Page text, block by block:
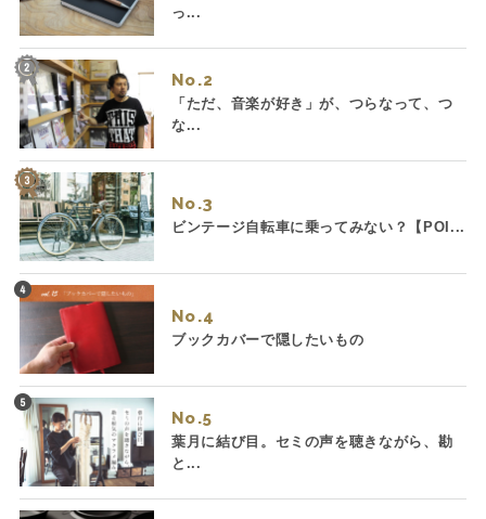
っ...
No.
「ただ、音楽が好き」が、つらなって、つ
な...
No.
ビンテージ自転車に乗ってみない？【POI...
No.
ブックカバーで隠したいもの
No.
葉月に結び目。セミの声を聴きながら、勘
と...